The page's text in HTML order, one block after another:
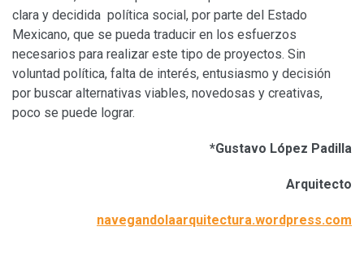
clara y decidida política social, por parte del Estado
Mexicano, que se pueda traducir en los esfuerzos
necesarios para realizar este tipo de proyectos. Sin
voluntad política, falta de interés, entusiasmo y decisión
por buscar alternativas viables, novedosas y creativas,
poco se puede lograr.
*Gustavo López Padilla
Arquitecto
navegandolaarquitectura.wordpress.com